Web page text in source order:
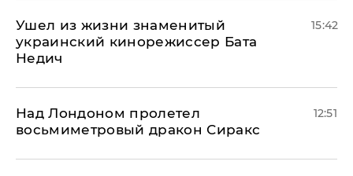
Ушел из жизни знаменитый
украинский кинорежиссер Бата
Недич
15:42
Над Лондоном пролетел
восьмиметровый дракон Сиракс
12:51